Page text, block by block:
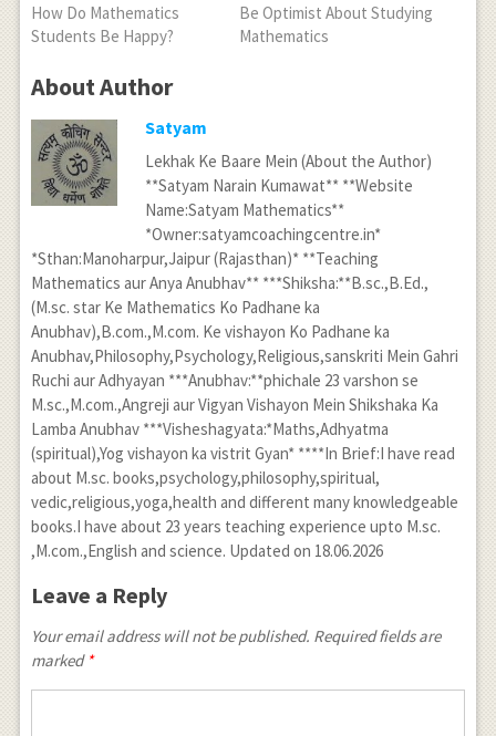
How Do Mathematics
Students Be Happy?
Be Optimist About Studying
Mathematics
About Author
Satyam
Lekhak Ke Baare Mein (About the Author)
**Satyam Narain Kumawat** **Website
Name:Satyam Mathematics**
*Owner:satyamcoachingcentre.in*
*Sthan:Manoharpur,Jaipur (Rajasthan)* **Teaching
Mathematics aur Anya Anubhav** ***Shiksha:**B.sc.,B.Ed.,
(M.sc. star Ke Mathematics Ko Padhane ka
Anubhav),B.com.,M.com. Ke vishayon Ko Padhane ka
Anubhav,Philosophy,Psychology,Religious,sanskriti Mein Gahri
Ruchi aur Adhyayan ***Anubhav:**phichale 23 varshon se
M.sc.,M.com.,Angreji aur Vigyan Vishayon Mein Shikshaka Ka
Lamba Anubhav ***Visheshagyata:*Maths,Adhyatma
(spiritual),Yog vishayon ka vistrit Gyan* ****In Brief:I have read
about M.sc. books,psychology,philosophy,spiritual,
vedic,religious,yoga,health and different many knowledgeable
books.I have about 23 years teaching experience upto M.sc.
,M.com.,English and science. Updated on 18.06.2026
Leave a Reply
Your email address will not be published. Required fields are
marked *